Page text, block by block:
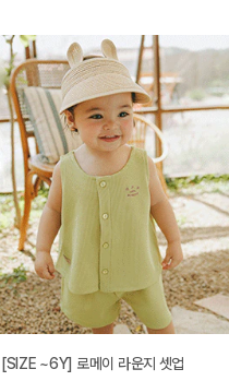
[SIZE ~6Y] 로메이 라운지 셋업